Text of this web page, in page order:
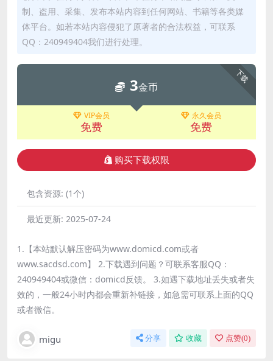
制、盗用、采集、发布本站内容到任何网站、书籍等各类媒
体平台。如若本站内容侵犯了原著者的合法权益，可联系
QQ：240949404我们进行处理。
下载
3金币
VIP会员
免费
永久会员
免费
购买下载权限
包含资源: (1个)
最近更新: 2025-07-24
1.【本站默认解压密码为www.domicd.com或者
www.sacdsd.com】 2.下载遇到问题？可联系客服QQ：
240949404或微信：domicd反馈。 3.如遇下载地址丢失或者失
效的，一般24小时内都会重新补链接，如急需可联系上面的QQ
或者微信。
migu 分享 收藏 点赞(0)